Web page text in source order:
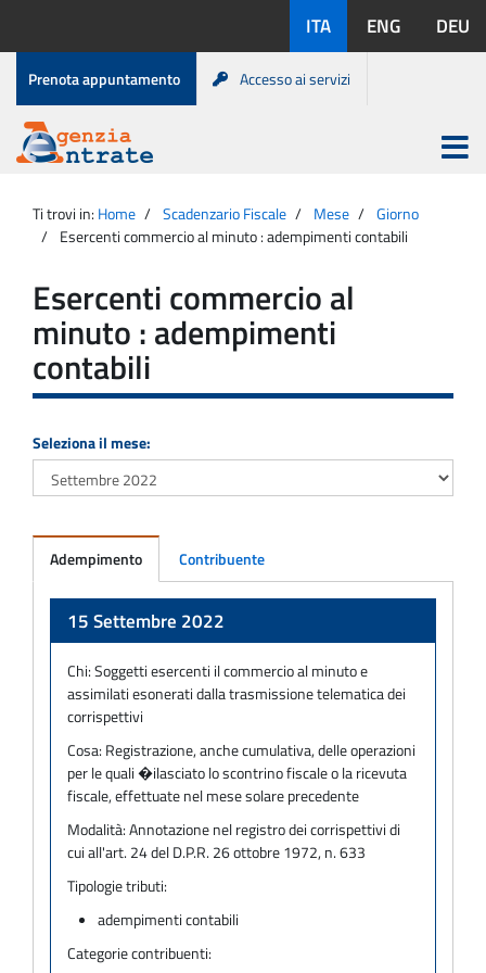
contenuto
disponibili:
ITA ENG DEU
Menu
di
servizio
Prenota appuntamento Accesso ai servizi
Agenzia
Entrate
Apri
menu
principale
Ti trovi in: Home Scadenzario Fiscale Mese
Giorno
Esercenti commercio al minuto : adempimenti contabili
Esercenti commercio al
minuto : adempimenti
contabili
Seleziona il mese:
Adempimento Contribuente
15 Settembre 2022
Chi:Soggetti esercenti il commercio al minuto e
assimilati esonerati dalla trasmissione telematica dei
corrispettivi
Cosa: Registrazione, anche cumulativa, delle operazioni
per le quali �ilasciato lo scontrino fiscale o la ricevuta
fiscale, effettuate nel mese solare precedente
Modalità:Annotazione nel registro dei corrispettivi di
cui all'art. 24 del D.P.R. 26 ottobre 1972, n. 633
Tipologie tributi:
adempimenti contabili
Categorie contribuenti: